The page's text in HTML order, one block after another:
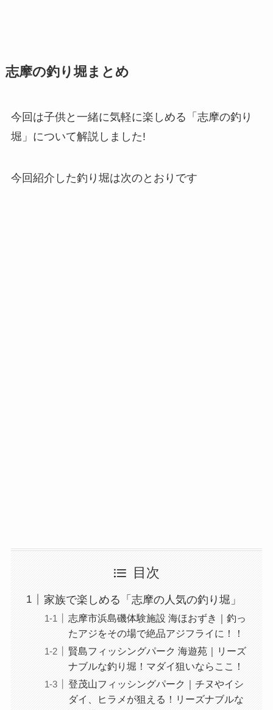
志摩の釣り堀まとめ
今回は子供と一緒に気軽に楽しめる「志摩の釣り
堀」について解説しました!
今回紹介した釣り堀は次のとおりです
目次
家族で楽しめる「志摩の人気の釣り堀」
志摩市浜島磯体験施設 海ほおずき｜釣っ
たアジをその場で絶品アジフライに！！
賢島フィッシングパーク 海遊苑｜リーズ
ナブルな釣り堀！マダイ狙いならここ！
登茂山フィッシングパーク｜チヌやイシ
ダイ、ヒラメが狙える！リーズナブルな